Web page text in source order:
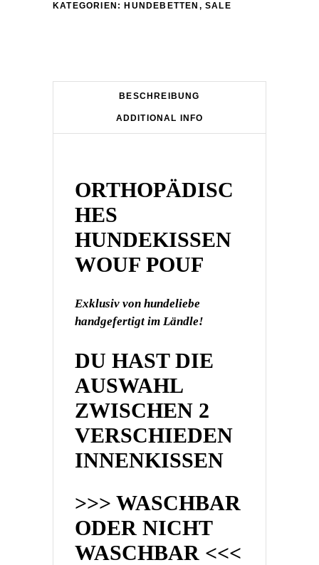
.
PETROL
KATEGORIEN: HUNDEBETTEN ,SALE
BESCHREIBUNG
ADDITIONAL INFO
ORTHOPÄDISC
HES
HUNDEKISSEN
WOUF POUF
Exklusiv von hundeliebe
handgefertigt im Ländle!
DU HAST DIE
AUSWAHL
ZWISCHEN 2
VERSCHIEDEN
INNENKISSEN
>>> WASCHBAR
ODER NICHT
WASCHBAR <<<